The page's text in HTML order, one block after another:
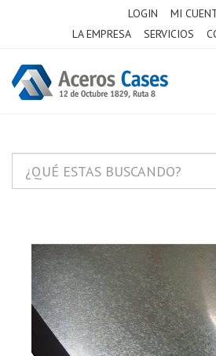
LOGIN
MI
LA EMPRESA
SERVICIOS